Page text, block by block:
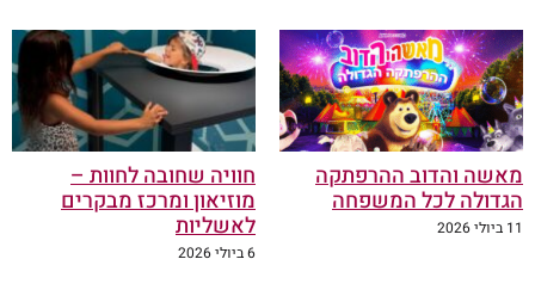
מאשה והדוב ההרפתקה
הגדולה לכל המשפחה
11 ביולי 2026
חוויה שחובה לחוות –
מוזיאון ומרכז מבקרים
לאשליות
6 ביולי 2026